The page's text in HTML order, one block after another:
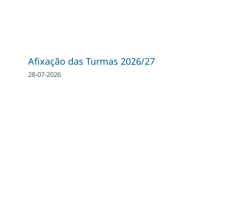
Afixação das Turmas 2026/27
28-07-2026